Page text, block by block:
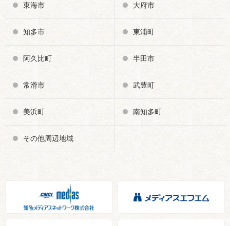
東海市 大府市
知多市 東浦町
阿久比町 半田市
常滑市 武豊町
美浜町 南知多町
その他周辺地域